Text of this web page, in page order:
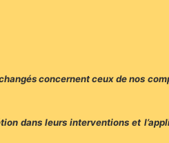
concernent ceux de nos
dans leurs interventions et